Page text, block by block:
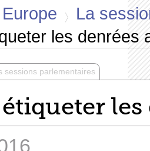
de
la
Europe
Europe
La
les denrées
sessions parlementaires
les